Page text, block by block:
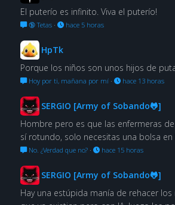
El puterío es infinito. Viva el puterío!
🔞 Tetas· hace 5 horas
HpTk
Porque los niños son unos hijos de
Hoy por ti, mañana por mí· hace 13 horas
SERGIO [Army of Sobando🐸]
Hombre pero es que las enfermeras
sí rotundo, solo necesitas una bolsa en
No. ¿Verdad que no?· hace 15 horas
SERGIO [Army of Sobando🐸]
Hay una estúpida manía de rehacer